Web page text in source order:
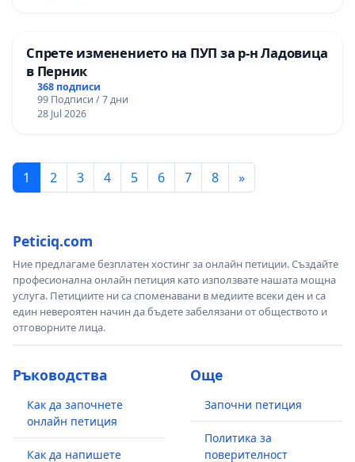
Спрете изменението на ПУП за р-н Ладовица
в Перник
368 подписи
99 Подписи / 7 дни
28 Jul 2026
1 2 3 4 5 6 7 8 »
Peticiq.com
Ние предлагаме безплатен хостинг за онлайн петиции. Създайте
професионална онлайн петиция като използвате нашата мощна
услуга. Петициите ни са споменавани в медиите всеки ден и са
един невероятен начин да бъдете забелязани от обществото и
отговорните лица.
Ръководства
Как да започнете
онлайн петиция
Как да напишете
Още
Започни петиция
Политика за
поверителност